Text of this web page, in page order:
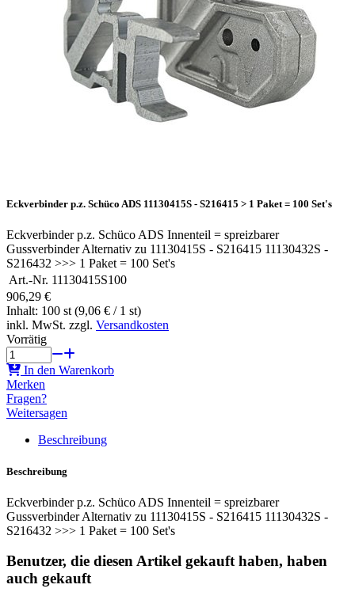
Eckverbinder p.z. Schüco ADS 11130415S - S216415 > 1 Paket = 100 Set's
Eckverbinder p.z. Schüco ADS Innenteil = spreizbarer
Gussverbinder Alternativ zu 11130415S - S216415 11130432S -
S216432 >>> 1 Paket = 100 Set's
Art.-Nr. 11130415S100
906,29 €
Inhalt: 100 st (9,06 € / 1 st)
inkl. MwSt. zzgl. Versandkosten
Vorrätig
In den Warenkorb
Merken
Fragen?
Weitersagen
Beschreibung
Beschreibung
Eckverbinder p.z. Schüco ADS Innenteil = spreizbarer
Gussverbinder Alternativ zu 11130415S - S216415 11130432S -
S216432 >>> 1 Paket = 100 Set's
Benutzer, die diesen Artikel gekauft haben, haben
auch gekauft